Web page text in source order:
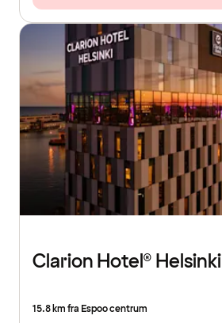
Clarion Hotel® Helsinki
15.8 km fra Espoo centrum